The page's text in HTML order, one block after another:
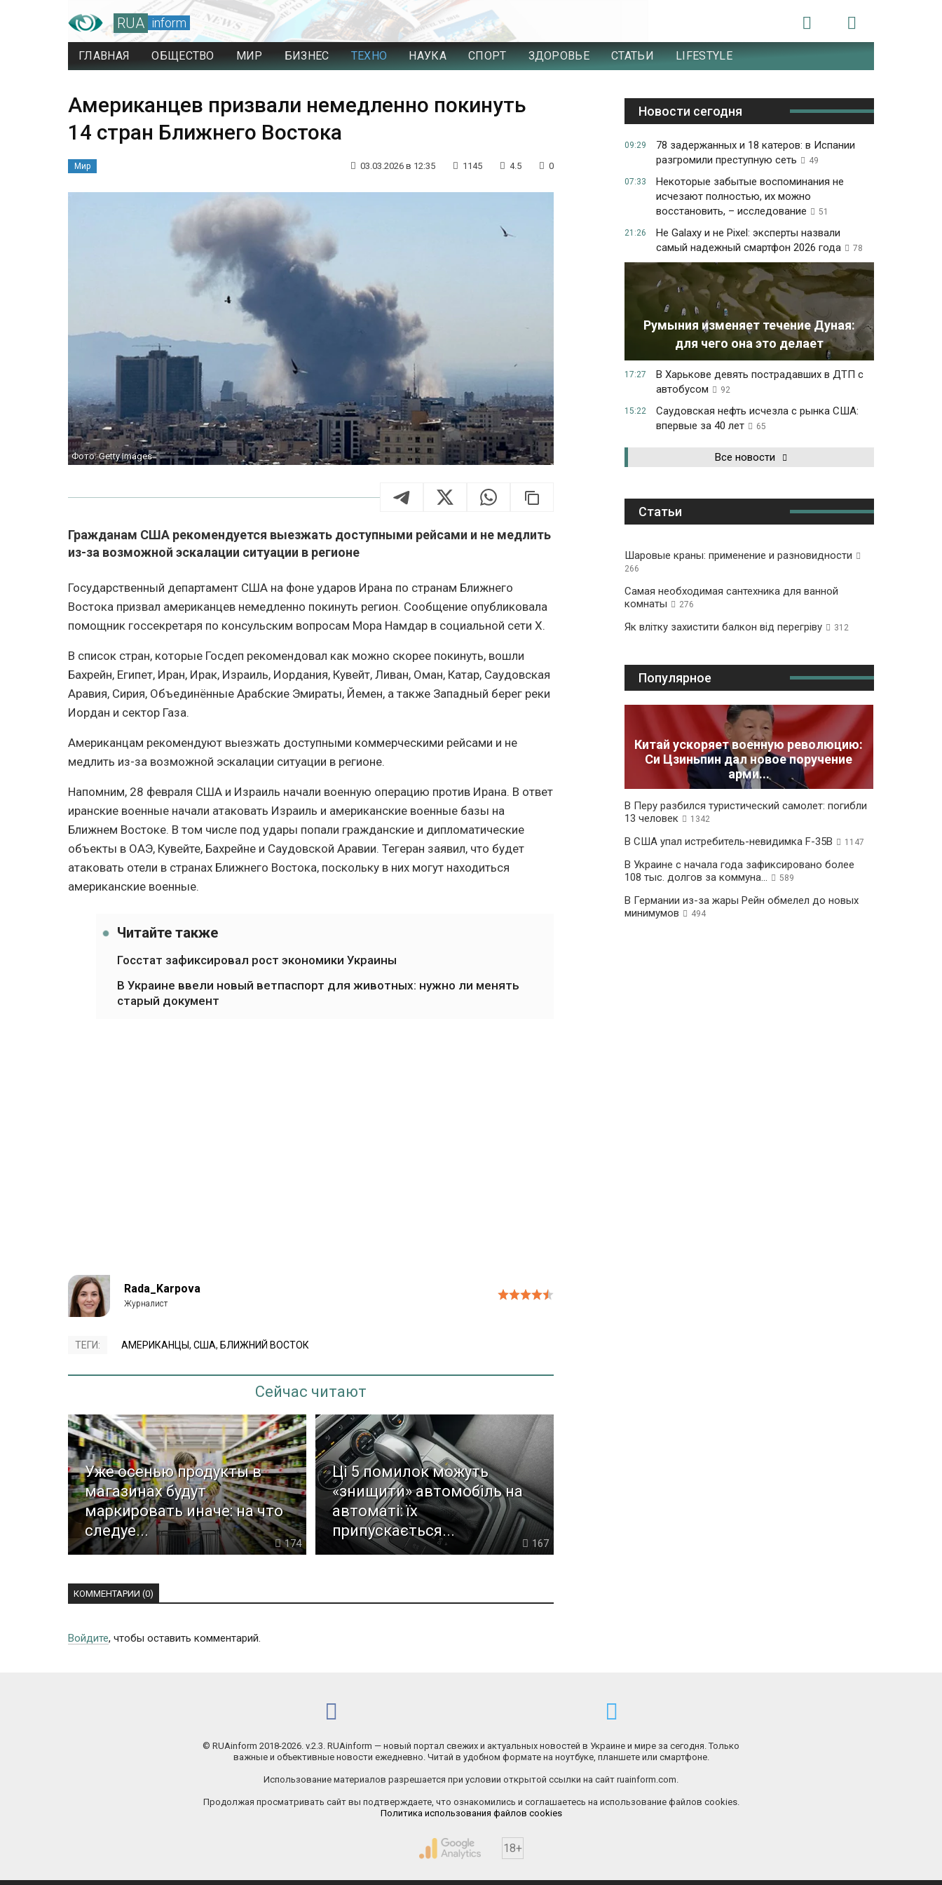
RUA inform
ГЛАВНАЯ ОБЩЕСТВО МИР БИЗНЕС ТЕХНО НАУКА СПОРТ ЗДОРОВЬЕ СТАТЬИ LIFESTYLE
Американцев призвали немедленно покинуть
14 стран Ближнего Востока
Мир 03.03.2026 в 12:35 1145 4.5 0
Фото: Getty Images
Гражданам США рекомендуется выезжать доступными рейсами и не медлить
из-за возможной эскалации ситуации в регионе
Государственный департамент США на фоне ударов Ирана по странам Ближнего
Востока призвал американцев немедленно покинуть регион. Сообщение опубликовала
помощник госсекретаря по консульским вопросам Мора Намдар в социальной сети X.
В список стран, которые Госдеп рекомендовал как можно скорее покинуть, вошли
Бахрейн, Египет, Иран, Ирак, Израиль, Иордания, Кувейт, Ливан, Оман, Катар, Саудовская
Аравия, Сирия, Объединённые Арабские Эмираты, Йемен, а также Западный берег реки
Иордан и сектор Газа.
Американцам рекомендуют выезжать доступными коммерческими рейсами и не
медлить из-за возможной эскалации ситуации в регионе.
Напомним, 28 февраля США и Израиль начали военную операцию против Ирана. В ответ
иранские военные начали атаковать Израиль и американские военные базы на
Ближнем Востоке. В том числе под удары попали гражданские и дипломатические
объекты в ОАЭ, Кувейте, Бахрейне и Саудовской Аравии. Тегеран заявил, что будет
атаковать отели в странах Ближнего Востока, поскольку в них могут находиться
американские военные.
Читайте также
Госстат зафиксировал рост экономики Украины
В Украине ввели новый ветпаспорт для животных: нужно ли менять
старый документ
Rada_Karpova
ТЕГИ: АМЕРИКАНЦЫ, США, БЛИЖНИЙ ВОСТОК
Сейчас читают
Уже осенью продукты в
магазинах будут
маркировать иначе: на что
следуе...
174
Ці 5 помилок можуть
«знищити» автомобіль на
автоматі: їх
припускається...
167
КОММЕНТАРИИ (0)
Войдите, чтобы оставить комментарий.
Новости сегодня
09:29
78 задержанных и 18 катеров: в Испании
разгромили преступную сеть
49
07:33
Некоторые забытые воспоминания не
исчезают полностью, их можно
восстановить, – исследование
51
21:26
Не Galaxy и не Pixel: эксперты назвали
самый надежный смартфон 2026 года
78
Румыния изменяет течение Дуная:
для чего она это делает
17:27
В Харькове девять пострадавших в ДТП с
автобусом
92
15:22
Саудовская нефть исчезла с рынка США:
впервые за 40 лет
65
Все новости
Статьи
Шаровые краны: применение и разновидности
266
Самая необходимая сантехника для ванной
комнаты
276
Як влітку захистити балкон від перегріву 312
Популярное
Китай ускоряет военную революцию:
Си Цзиньпин дал новое поручение
арми...
В Перу разбился туристический самолет: погибли
13 человек
1342
В США упал истребитель-невидимка F-35B 1147
В Украине с начала года зафиксировано более
108 тыс. долгов за коммуна...
589
В Германии из-за жары Рейн обмелел до новых
минимумов
494
© RUAinform 2018-2026. v.2.3. RUAinform — новый портал свежих и актуальных новостей в Украине и мире за сегодня. Только
важные и объективные новости ежедневно. Читай в удобном формате на ноутбуке, планшете или смартфоне.
Использование материалов разрешается при условии открытой ссылки на сайт ruainform.com.
Продолжая просматривать сайт вы подтверждаете, что ознакомились и соглашаетесь на использование файлов cookies.
Политика использования файлов cookies
18+